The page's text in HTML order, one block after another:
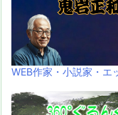
WEB作家・小説家・エ